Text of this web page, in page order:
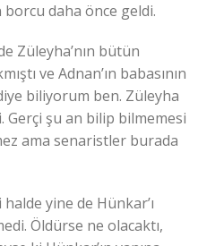
daha önce geldi.
Züleyha’nın bütün
ve Adnan’ın babasının
biliyorum ben. Züleyha
Gerçi şu an bilip bilmemesi
ama senaristler burada
yine de Hünkar’ı
Öldürse ne olacaktı,